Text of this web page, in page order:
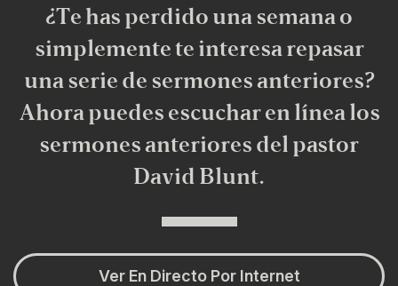
¿Te has perdido una semana o
simplemente te interesa repasar
una serie de sermones anteriores?
Ahora puedes escuchar en línea los
sermones anteriores del pastor
David Blunt.
Ver En Directo Por Internet